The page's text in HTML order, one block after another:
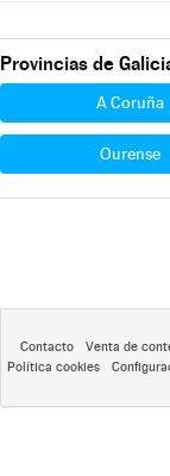
Provincias de
A Coruña
Ourense
Contacto Venta de
Política cookies